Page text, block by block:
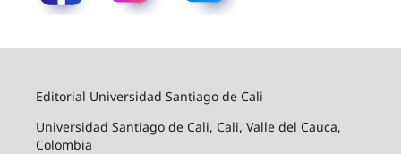
Editorial Universidad Santiago de Cali
Universidad Santiago de Cali, Cali, Valle del Cauca,
Colombia